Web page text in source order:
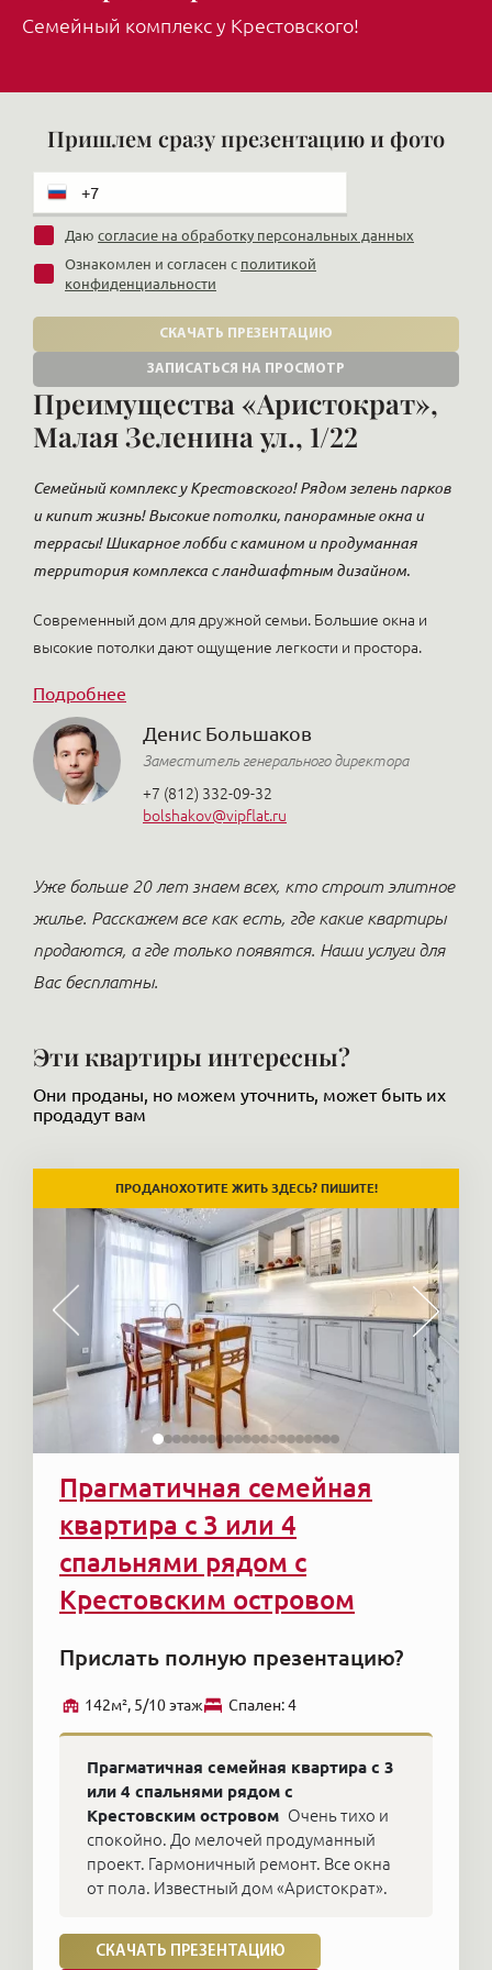
Семейный комплекс у Крестовского!
Пришлем сразу презентацию и фото
Даю согласие на обработку персональных данных
Ознакомлен и согласен с политикой
конфиденциальности
СКАЧАТЬ ПРЕЗЕНТАЦИЮ
ЗАПИСАТЬСЯ НА ПРОСМОТР
Преимущества «Аристократ»,
Малая Зеленина ул., 1/22
Семейный комплекс у Крестовского! Рядом зелень парков
и кипит жизнь! Высокие потолки, панорамные окна и
террасы! Шикарное лобби с камином и продуманная
территория комплекса с ландшафтным дизайном.
Современный дом для дружной семьи. Большие окна и
высокие потолки дают ощущение легкости и простора.
Подробнее
Денис Большаков
Заместитель генерального директора
+7 (812) 332-09-32
bolshakov@vipflat.ru
Уже больше 20 лет знаем всех, кто строит элитное
жилье. Расскажем все как есть, где какие квартиры
продаются, а где только появятся. Наши услуги для
Вас бесплатны.
Эти квартиры интересны?
Они проданы, но можем уточнить, может быть их
продадут вам
ПРОДАНОХОТИТЕ ЖИТЬ ЗДЕСЬ? ПИШИТЕ!
Прагматичная семейная
квартира с 3 или 4
спальнями рядом с
Крестовским островом
Прислать полную презентацию?
142м², 5/10 этаж Cпален: 4
Прагматичная семейная квартира с 3
или 4 спальнями рядом с
Крестовским островом Очень тихо и
спокойно. До мелочей продуманный
проект. Гармоничный ремонт. Все окна
от пола. Известный дом «Аристократ».
СКАЧАТЬ ПРЕЗЕНТАЦИЮ